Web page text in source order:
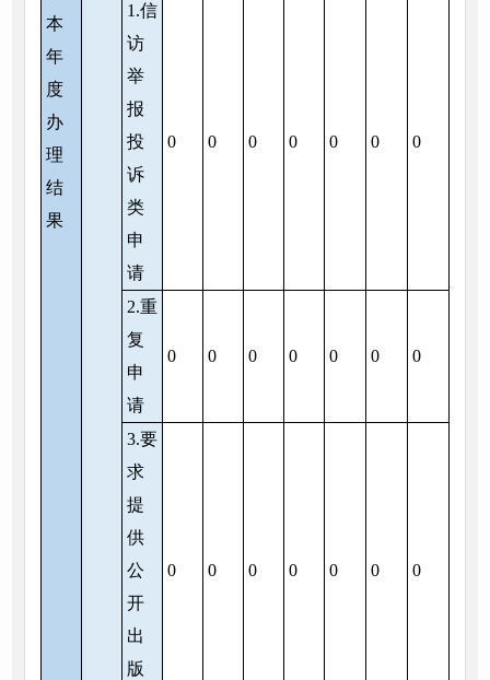
本
年
度
办
理
结
果
1.信
访
举
报
投
诉
类
申
请
0 0 0 0 0 0 0
2.重
复
申
请
0 0 0 0 0 0 0
3.要
求
提
供
公
开
出
版
0 0 0 0 0 0 0